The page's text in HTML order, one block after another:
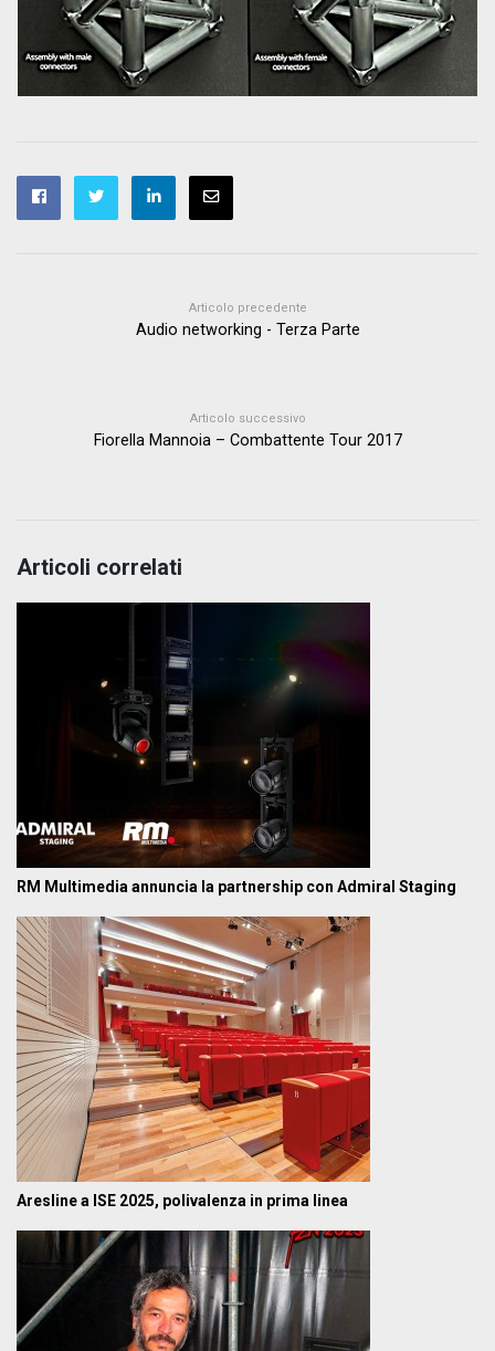
Articolo precedente
Audio networking - Terza Parte
Articolo successivo
Fiorella Mannoia – Combattente Tour 2017
Articoli correlati
RM Multimedia annuncia la partnership con Admiral Staging
Aresline a ISE 2025, polivalenza in prima linea